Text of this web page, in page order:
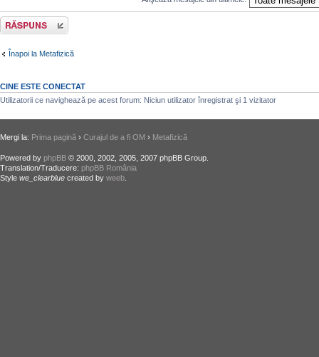
Răspunde
Înapoi la Metafizică
CINE ESTE CONECTAT
Utilizatorii ce navighează pe acest forum: Niciun utilizator înregistrat şi 1 vizitator
Mergi la: Prima pagină › Curajul de a fi OM › Metafizică
Powered by phpBB © 2000, 2002, 2005, 2007 phpBB Group.
Translation/Traducere: phpBB România
Style we_clearblue created by weeb